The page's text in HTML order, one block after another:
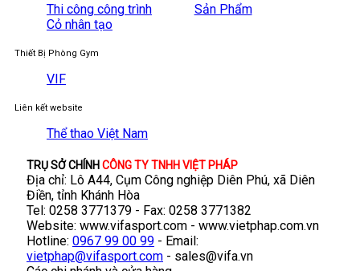
Thi công công trình
Sản Phẩm
Cỏ nhân tạo
Thiết Bị Phòng Gym
VIF
Liên kết website
Thể thao Việt Nam
TRỤ SỞ CHÍNH CÔNG TY TNHH VIỆT PHÁP
Địa chỉ: Lô A44, Cụm Công nghiệp Diên Phú, xã Diên
Điền, tỉnh Khánh Hòa
Tel: 0258 3771379 - Fax: 0258 3771382
Website: www.vifasport.com - www.vietphap.com.vn
Hotline: 0967 99 00 99 - Email:
vietphap@vifasport.com - sales@vifa.vn